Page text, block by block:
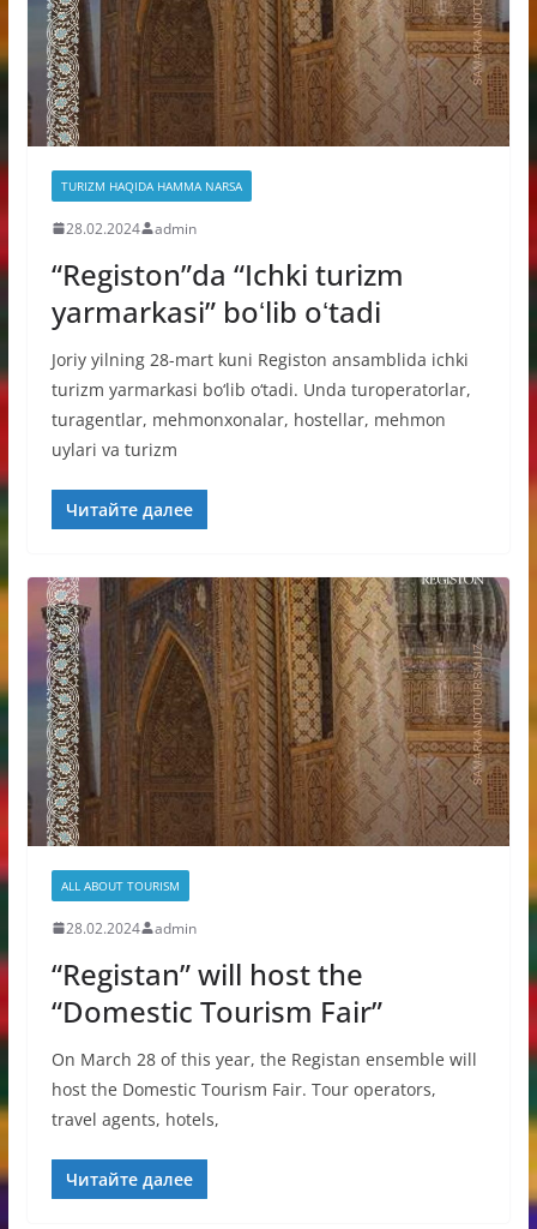
TURIZM HAQIDA HAMMA NARSA
28.02.2024 admin
“Registon”da “Ichki turizm
yarmarkasi” boʻlib oʻtadi
Joriy yilning 28-mart kuni Registon ansamblida ichki
turizm yarmarkasi bo‘lib o‘tadi. Unda turoperatorlar,
turagentlar, mehmonxonalar, hostellar, mehmon
uylari va turizm
Читайте далее
ALL ABOUT TOURISM
28.02.2024 admin
“Registan” will host the
“Domestic Tourism Fair”
On March 28 of this year, the Registan ensemble will
host the Domestic Tourism Fair. Tour operators,
travel agents, hotels,
Читайте далее